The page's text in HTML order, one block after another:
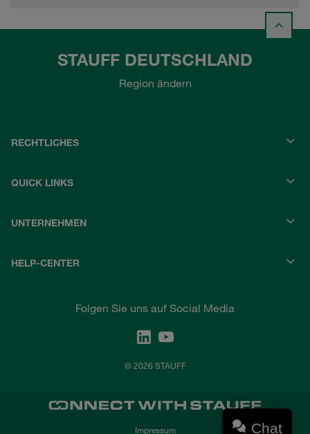
STAUFF DEUTSCHLAND
Region ändern
RECHTLICHES
QUICK LINKS
UNTERNEHMEN
HELP-CENTER
Folgen Sie uns auf Social Media
© 2026 STAUFF
Impressum Chat